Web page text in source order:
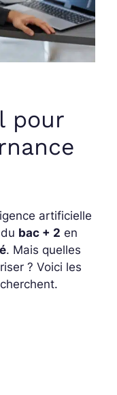
pour
artificielle
bac + 2 en
. Mais quelles
? Voici les